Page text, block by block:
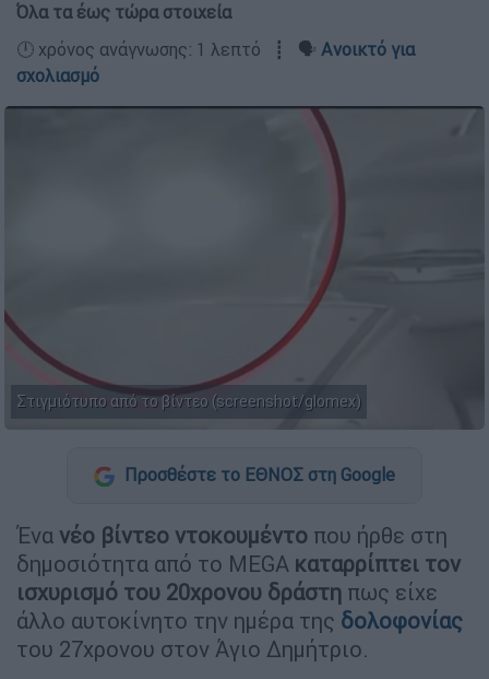
Όλα τα έως τώρα στοιχεία
🕛 χρόνος ανάγνωσης: 1 λεπτό ┋ 🗣️ Ανοικτό για
σχολιασμό
Στιγμιότυπο από το βίντεο (screenshot/glomex)
Προσθέστε το ΕΘΝΟΣ στη Google
Ένα νέο βίντεο ντοκουμέντο που ήρθε στη
δημοσιότητα από το MEGA καταρρίπτει τον
ισχυρισμό του 20χρονου δράστη πως είχε
άλλο αυτοκίνητο την ημέρα της δολοφονίας
του 27χρονου στον Άγιο Δημήτριο.